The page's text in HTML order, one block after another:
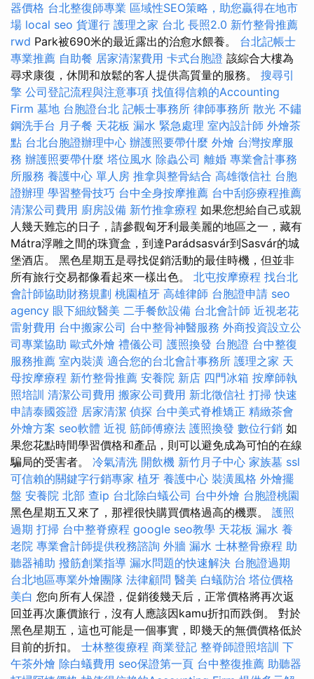
器價格 台北整復師專業 區域性SEO策略，助您贏得在地市
場 local seo 貨運行 護理之家 台北 長照2.0 新竹整骨推薦
rwd Park被690米的最近露出的治愈水餵養。 台北記帳士
專業推薦 自助餐 居家清潔費用 卡式台胞證 該綜合大樓為
尋求康復，休閒和放鬆的客人提供高質量的服務。 搜尋引
擎 公司登記流程與注意事項 找值得信賴的Accounting
Firm 墓地 台胞證台北 記帳士事務所 律師事務所 散光 不鏽
鋼洗手台 月子餐 天花板 漏水 緊急處理 室內設計師 外燴茶
點 台北台胞證辦理中心 辦護照要帶什麼 外燴 台灣按摩服
務 辦護照要帶什麼 塔位風水 除蟲公司 離婚 專業會計事務
所服務 養護中心 單人房 推拿與整骨結合 高雄徵信社 台胞
證辦理 學習整骨技巧 台中全身按摩推薦 台中刮痧療程推薦
清潔公司費用 廚房設備 新竹推拿療程 如果您想給自己或親
人幾天難忘的日子，請參觀匈牙利最美麗的地區之一，藏有
Mátra浮雕之間的珠寶盒，到達Parádsasvár到Sasvár的城
堡酒店。 黑色星期五是尋找促銷活動的最佳時機，但並非
所有旅行交易都像看起來一樣出色。 北屯按摩療程 找台北
會計師協助財務規劃 桃園植牙 高雄律師 台胞證申請 seo
agency 眼下細紋醫美 二手餐飲設備 台北會計師 近視老花
雷射費用 台中搬家公司 台中整骨神醫服務 外商投資設立公
司專業協助 歐式外燴 禮儀公司 護照換發 台胞證 台中整復
服務推薦 室內裝潢 適合您的台北會計事務所 護理之家 天
母按摩療程 新竹整骨推薦 安養院 新店 四門冰箱 按摩師執
照培訓 清潔公司費用 搬家公司費用 新北徵信社 打掃 快速
申請泰國簽證 居家清潔 偵探 台中美式脊椎矯正 精緻茶會
外燴方案 seo軟體 近視 筋師傅療法 護照換發 數位行銷 如
果您花點時間學習價格和產品，則可以避免成為可怕的在線
騙局的受害者。 冷氣清洗 開飲機 新竹月子中心 家族墓 ssl
可信賴的關鍵字行銷專家 植牙 養護中心 裝潢風格 外燴擺
盤 安養院 北部 查ip 台北除白蟻公司 台中外燴 台胞證桃園
黑色星期五又來了，那裡很快購買價格過高的機票。 護照
過期 打掃 台中整脊療程 google seo教學 天花板 漏水 養
老院 專業會計師提供稅務諮詢 外牆 漏水 士林整骨療程 助
聽器補助 撥筋創業指導 漏水問題的快速解決 台胞證過期
台北地區專業外燴團隊 法律顧問 醫美 白蟻防治 塔位價格
美白 您向所有人保證，促銷後幾天后，正常價格將再次返
回並再次廉價旅行，沒有人應該因kamu折扣而跌倒。 對於
黑色星期五，這也可能是一個事實，即幾天的無價價格低於
目前的折扣。 士林整復療程 商業登記 整脊師證照培訓 下
午茶外燴 除白蟻費用 seo保證第一頁 台中整復推薦 助聽器